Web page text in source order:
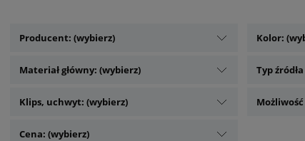
Producent: (wybierz) Kolor:
Materiał główny: (wybierz) Typ
Klips, uchwyt: (wybierz)
Cena: (wybierz)